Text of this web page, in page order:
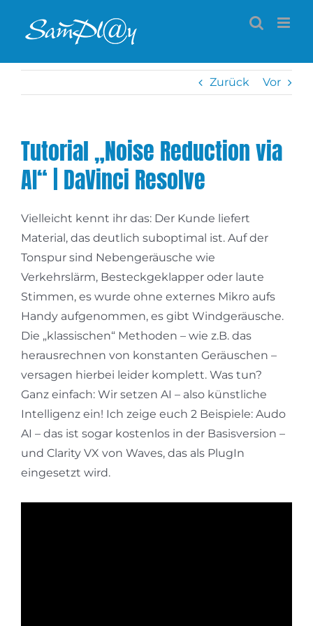
Inhalt
Zurück Vor
Tutorial „Noise Reduction via
AI“ | DaVinci Resolve
Vielleicht kennt ihr das: Der Kunde liefert
Material, das deutlich suboptimal ist. Auf der
Tonspur sind Nebengeräusche wie
Verkehrslärm, Besteckgeklapper oder laute
Stimmen, es wurde ohne externes Mikro aufs
Handy aufgenommen, es gibt Windgeräusche.
Die „klassischen“ Methoden – wie z.B. das
herausrechnen von konstanten Geräuschen –
versagen hierbei leider komplett. Was tun?
Ganz einfach: Wir setzen AI – also künstliche
Intelligenz ein! Ich zeige euch 2 Beispiele: Audo
AI – das ist sogar kostenlos in der Basisversion –
und Clarity VX von Waves, das als PlugIn
eingesetzt wird.